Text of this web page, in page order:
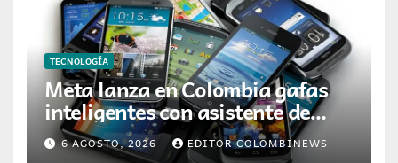
TECNOLOGÍA
Meta lanza en Colombia gafas
inteligentes con asistente de
inteligencia artificial
6 AGOSTO, 2026 EDITOR COLOMBINEWS